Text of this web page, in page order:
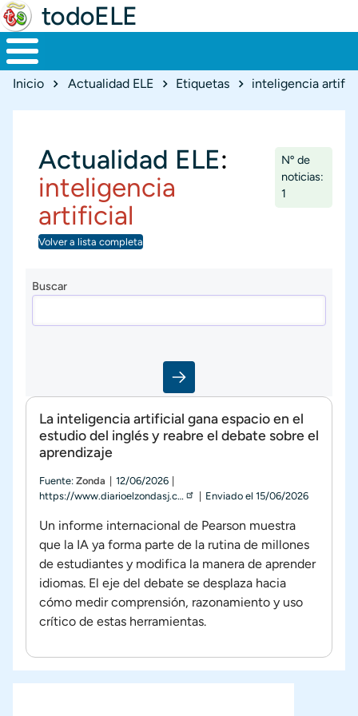
todoELE
Ruta de navegación
Inicio Actualidad ELE Etiquetas inteligencia
Actualidad ELE:
inteligencia
artificial
Nº de
noticias:
1
Volver a lista completa
Buscar
La inteligencia artificial gana espacio en el
estudio del inglés y reabre el debate sobre el
aprendizaje
Fuente: Zonda
12/06/2026
https://www.diarioelzondasj.c…
Enviado el 15/06/2026
Un informe internacional de Pearson muestra
que la IA ya forma parte de la rutina de millones
de estudiantes y modifica la manera de aprender
idiomas. El eje del debate se desplaza hacia
cómo medir comprensión, razonamiento y uso
crítico de estas herramientas.